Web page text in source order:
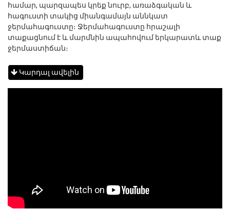
համար, պարզապես կրեք նուրբ, առաձգական և
հագուստի տակից միանգամայն աննկատ
ջերմահագուստը։ Ջերմահագուստը հրաշալի
տաքացնում է և մարմնին ապահովում երկարատև տաք
ջերմաստիճան։
Կարդալ ավելին